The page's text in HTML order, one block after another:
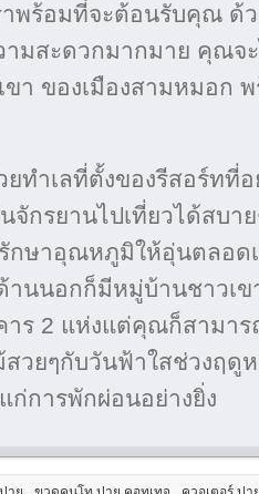
าพร้อมที่จะต้อนรับคุณ ด้
มสะดวกมากมาย คุณจ
ขา ของเมืองสามหมอก
ยทำเลที่ตั้งของรีสอร์ทที่
จักรยานไปเที่ยวได้สบา
กษาอุณหภูมิให้อุ่นตลอด
านนอกก็มีหมู่บ้านชาวเ
ร 2 แห่งแต่คุณก็สามาร
สวยๆกับวันฟ้าใสช่วงฤดู
ก่การพักผ่อนอย่างยิ่ง